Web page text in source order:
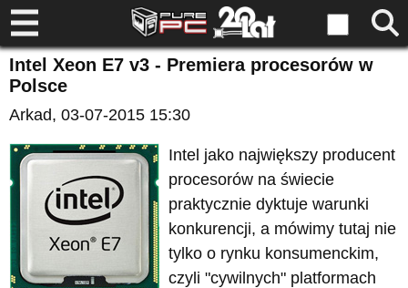
Intel Xeon E7 v3 - Premiera procesorów w
Polsce
Arkad, 03-07-2015 15:30
Intel jako największy producent
procesorów na świecie
praktycznie dyktuje warunki
konkurencji, a mówimy tutaj nie
tylko o rynku konsumenckim,
czyli "cywilnych" platformach